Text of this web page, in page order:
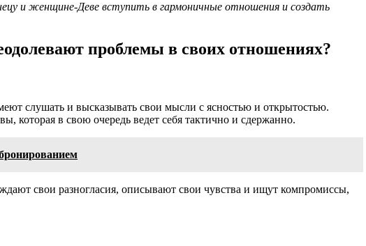
и женщине-Деве вступить в гармоничные отношения и создать
проблемы в своих отношениях?
слушать и высказывать свои мысли с ясностью и открытостью.
которая в свою очередь ведет себя тактично и сдержанно.
свои разногласия, описывают свои чувства и ищут компромиссы,